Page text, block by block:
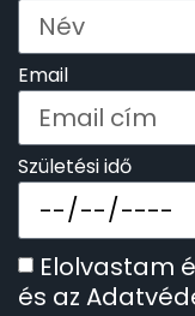
Email
Születési idő
Elolvastam
és az